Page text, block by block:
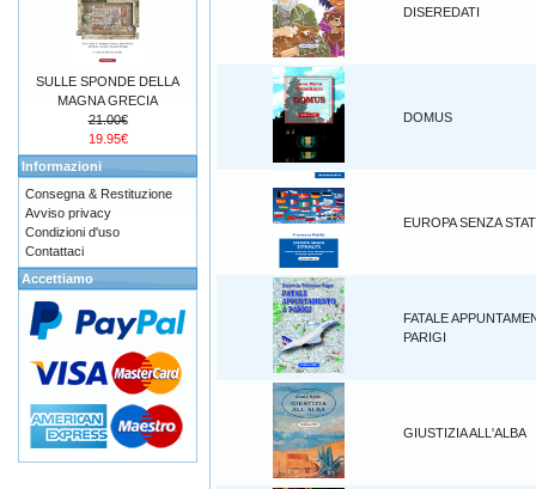
DISEREDATI
DOMUS
EUROPA SENZA
FATALE
PARIGI
GIUSTIZIA ALL'ALBA
SULLE SPONDE DELLA
MAGNA GRECIA
21.00€
19.95€
Informazioni
Consegna & Restituzione
Avviso privacy
Condizioni d'uso
Contattaci
Accettiamo